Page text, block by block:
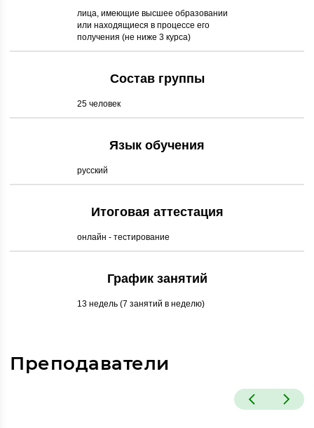
лица, имеющие высшее образовании
или находящиеся в процессе его
получения (не ниже 3 курса)
Состав группы
25 человек
Язык обучения
русский
Итоговая аттестация
онлайн - тестирование
График занятий
13 недель (7 занятий в неделю)
Преподаватели